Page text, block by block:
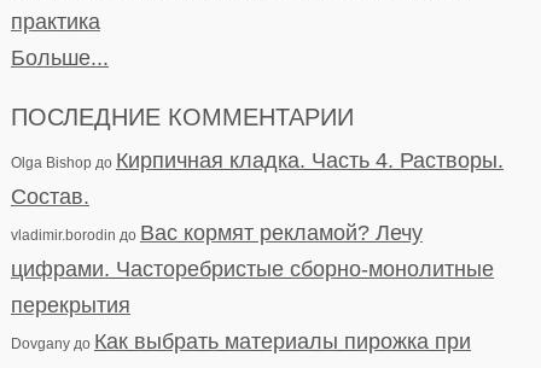
практика
Больше...
ПОСЛЕДНИЕ КОММЕНТАРИИ
Olga Bishopдо Кирпичная кладка. Часть 4. Растворы.
Состав.
vladimir.borodin до Вас кормят рекламой? Лечу
цифрами. Часторебристые сборно-монолитные
перекрытия
Dovganyдо Как выбрать материалы пирожка при